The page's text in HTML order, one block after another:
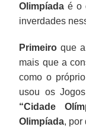
Olimpíada é o
inverdades
Primeiro que
mais que a
como o
usou os
“Cidade
Olimpíada, por